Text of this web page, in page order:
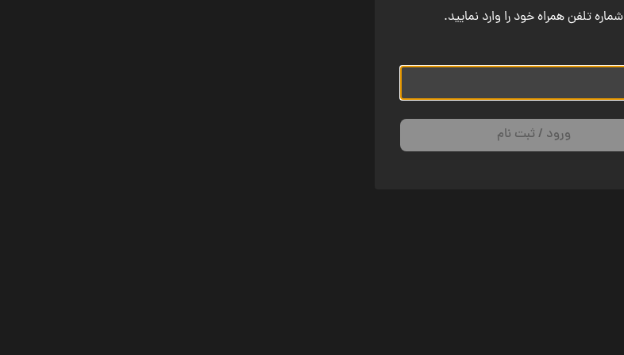
شماره تلفن همراه خود را وارد نمایید.
ورود / ثبت نام